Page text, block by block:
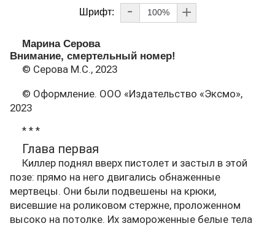
Шрифт: - 100% +
Марина Серова
Внимание, смертельный номер!
© Серова М.С., 2023
© Оформление. ООО «Издательство «Эксмо»,
2023
* * *
Глава первая
Киллер поднял вверх пистолет и застыл в этой
позе: прямо на него двигались обнаженные
мертвецы. Они были подвешены на крюки,
висевшие на роликовом стержне, проложенном
высоко на потолке. Их замороженные белые тела